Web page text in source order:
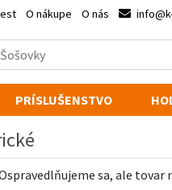
O nákupe O nás
PRÍSLUŠENSTVO
sa, ale